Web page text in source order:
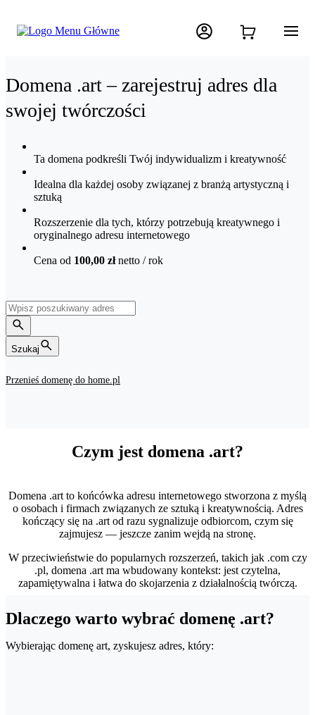
Domena .art – zarejestruj adres dla
swojej twórczości
Ta domena podkreśli Twój indywidualizm i kreatywność
Idealna dla każdej osoby związanej z branżą artystyczną i
sztuką
Rozszerzenie dla tych, którzy potrzebują kreatywnego i
oryginalnego adresu internetowego
Cena od 100,00 zł netto / rok
Szukaj
Przenieś domenę do home.pl
Czym jest domena .art?
Domena .art to końcówka adresu internetowego stworzona z myślą
o osobach i firmach związanych ze sztuką i kreatywnością. Adres
kończący się na .art od razu sygnalizuje odbiorcom, czym się
zajmujesz — jeszcze zanim wejdą na stronę.
W przeciwieństwie do popularnych rozszerzeń, takich jak .com czy
.pl, domena .art ma wbudowany kontekst: jest czytelna,
zapamiętywalna i łatwa do skojarzenia z działalnością twórczą.
Dlaczego warto wybrać domenę .art?
Wybierając domenę art, zyskujesz adres, który: